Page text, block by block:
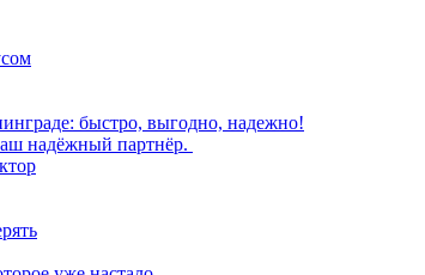
быстро, выгодно, надежно!
надёжный партнёр.